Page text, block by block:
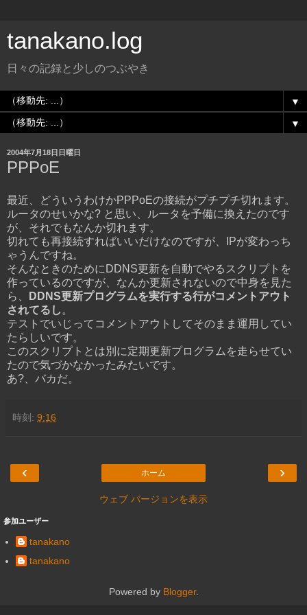
tanakano.log
日々の記録と少しのつぶやき
▼
▼
2004年7月18日日曜日
PPPoE
最近、どういうわけかPPPoEの接続がプチプチ切れます。
ルータのせいかな? と思い、ルータを予備に換えたのです
が、それでもなんか切れます。
切れても再接続すればいいだけなのですが、IPが変わっち
ゃうんですね。
そんなときのためにDDNS更新を自動でやるスクリプトを
作っているのですが、なんか更新されないので中身を見た
ら、
DDNS更新プログラムを実行する行がコメントアウト
されてるし 。
テストでいじってコメントアウトしてそのまま運用してい
たらしいです。
このスクリプトとは別に定期更新プログラムを走らせてい
たので気づかなかったみたいです。
あ?、バカだ。
時刻: 9:16
‹ ›
ホーム
ウェブ バージョンを表示
参加ユーザー
tanakano
tanakano
Powered by Blogger.